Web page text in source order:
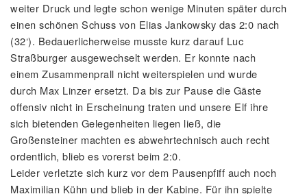
weiter Druck und legte schon wenige Minuten später durch
einen schönen Schuss von Elias Jankowsky das 2:0 nach
(32‘). Bedauerlicherweise musste kurz darauf Luc
Straßburger ausgewechselt werden. Er konnte nach
einem Zusammenprall nicht weiterspielen und wurde
durch Max Linzer ersetzt. Da bis zur Pause die Gäste
offensiv nicht in Erscheinung traten und unsere Elf ihre
sich bietenden Gelegenheiten liegen ließ, die
Großensteiner machten es abwehrtechnisch auch recht
ordentlich, blieb es vorerst beim 2:0.
Leider verletzte sich kurz vor dem Pausenpfiff auch noch
Maximilian Kühn und blieb in der Kabine. Für ihn spielte